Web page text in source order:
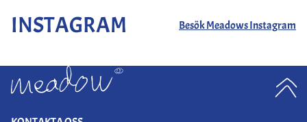
INSTAGRAM Besök Meadows Instagram